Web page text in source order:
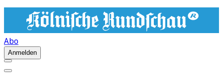
Abo
Anmelden